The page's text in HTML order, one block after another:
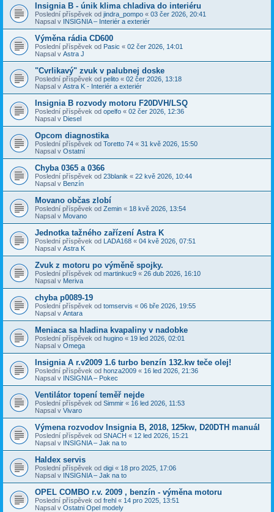
Insignia B - únik klima chladiva do interiéru
Poslední příspěvek od jindra_pompo « 03 čer 2026, 20:41
Napsal v INSIGNIA – Interiér a exteriér
Výměna rádia CD600
Poslední příspěvek od Pasic « 02 čer 2026, 14:01
Napsal v Astra J
"Cvrlikavý" zvuk v palubnej doske
Poslední příspěvek od pelito « 02 čer 2026, 13:18
Napsal v Astra K - Interiér a exteriér
Insignia B rozvody motoru F20DVH/LSQ
Poslední příspěvek od opelfo « 02 čer 2026, 12:36
Napsal v Diesel
Opcom diagnostika
Poslední příspěvek od Toretto 74 « 31 kvě 2026, 15:50
Napsal v Ostatní
Chyba 0365 a 0366
Poslední příspěvek od 23blanik « 22 kvě 2026, 10:44
Napsal v Benzín
Movano občas zlobí
Poslední příspěvek od Zemin « 18 kvě 2026, 13:54
Napsal v Movano
Jednotka tažného zařízení Astra K
Poslední příspěvek od LADA168 « 04 kvě 2026, 07:51
Napsal v Astra K
Zvuk z motoru po výměně spojky.
Poslední příspěvek od martinkuc9 « 26 dub 2026, 16:10
Napsal v Meriva
chyba p0089-19
Poslední příspěvek od tomservis « 06 bře 2026, 19:55
Napsal v Antara
Meniaca sa hladina kvapaliny v nadobke
Poslední příspěvek od hugino « 19 led 2026, 02:01
Napsal v Omega
Insignia A r.v2009 1.6 turbo benzín 132.kw teče olej!
Poslední příspěvek od honza2009 « 16 led 2026, 21:36
Napsal v INSIGNIA – Pokec
Ventilátor topení teměř nejde
Poslední příspěvek od Simmir « 16 led 2026, 11:53
Napsal v Vivaro
Výmena rozvodov Insignia B, 2018, 125kw, D20DTH manuál
Poslední příspěvek od SNACH « 12 led 2026, 15:21
Napsal v INSIGNIA – Jak na to
Haldex servis
Poslední příspěvek od digi « 18 pro 2025, 17:06
Napsal v INSIGNIA – Jak na to
OPEL COMBO r.v. 2009 , benzín - výměna motoru
Poslední příspěvek od frehl « 14 pro 2025, 13:51
Napsal v Ostatni Opel modely